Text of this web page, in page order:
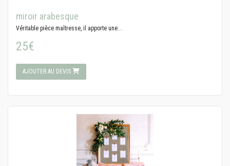
miroir arabesque
Véritable pièce maîtresse, il apporte une...
25€
AJOUTER AU DEVIS